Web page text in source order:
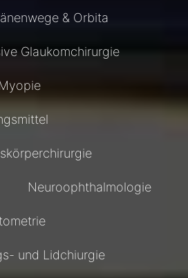
& Orbita
Glaukomchirurgie
Neuroophthalmologie
und Lidchiurgie